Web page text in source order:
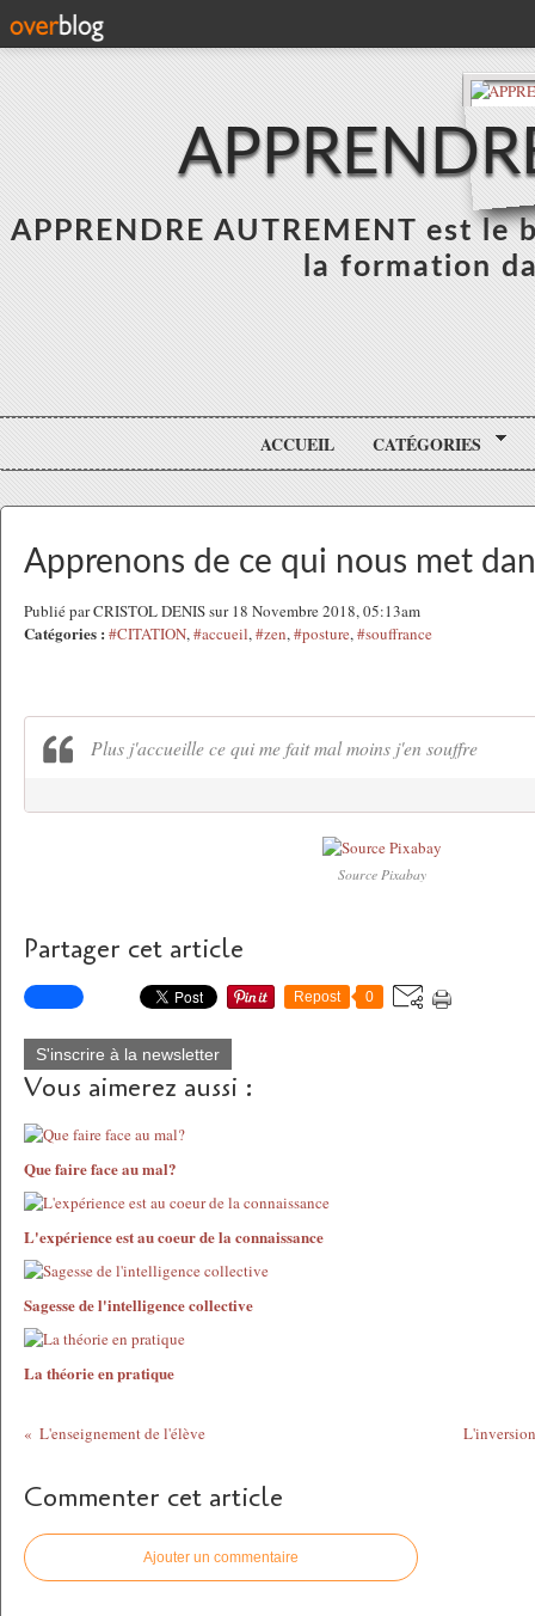
APPRENDRE AUTREMENT est
la formation
ACCUEIL CATÉGORIES
Apprenons de ce qui nous met
Publié par CRISTOL DENIS sur 18 Novembre 2018, 05:13am
Catégories : #CITATION,#accueil,#zen,#posture,#souffrance
Plus j'accueille ce qui me fait mal moins j'en souffre
Source Pixabay
Partager cet article
Repost 0
S'inscrire à la newsletter
Vous aimerez aussi :
Que faire face au mal?
L'expérience est au coeur de la connaissance
Sagesse de l'intelligence collective
La théorie en pratique
L'enseignement de l'élève
Commenter cet article
Ajouter un commentaire